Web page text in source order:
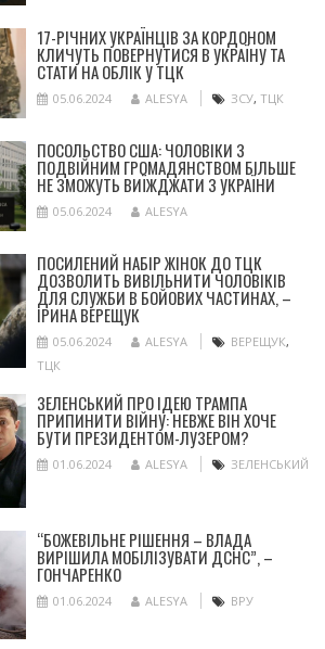
17-РІЧНИХ УКРАЇНЦІВ ЗА КОРДОНОМ
КЛИЧУТЬ ПОВЕРНУТИСЯ В УКРАЇНУ ТА
СТАТИ НА ОБЛІК У ТЦК
05.06.2024 ALESYA ЗСУ, ТЦК
ПОСОЛЬСТВО США: ЧОЛОВІКИ З
ПОДВІЙНИМ ГРОМАДЯНСТВОМ БІЛЬШЕ
НЕ ЗМОЖУТЬ ВИЇЖДЖАТИ З УКРАЇНИ
05.06.2024 ALESYA
ПОСИЛЕНИЙ НАБІР ЖІНОК ДО ТЦК
ДОЗВОЛИТЬ ВИВІЛЬНИТИ ЧОЛОВІКІВ
ДЛЯ СЛУЖБИ В БОЙОВИХ ЧАСТИНАХ, –
ІРИНА ВЕРЕЩУК
05.06.2024 ALESYA ВЕРЕЩУК,
ТЦК
ЗЕЛЕНСЬКИЙ ПРО ІДЕЮ ТРАМПА
ПРИПИНИТИ ВІЙНУ: НЕВЖЕ ВІН ХОЧЕ
БУТИ ПРЕЗИДЕНТОМ-ЛУЗЕРОМ?
01.06.2024 ALESYA ЗЕЛЕНСЬКИЙ
“БОЖЕВІЛЬНЕ РІШЕННЯ – ВЛАДА
ВИРІШИЛА МОБІЛІЗУВАТИ ДСНС”, –
ГОНЧАРЕНКО
01.06.2024 ALESYA ВРУ